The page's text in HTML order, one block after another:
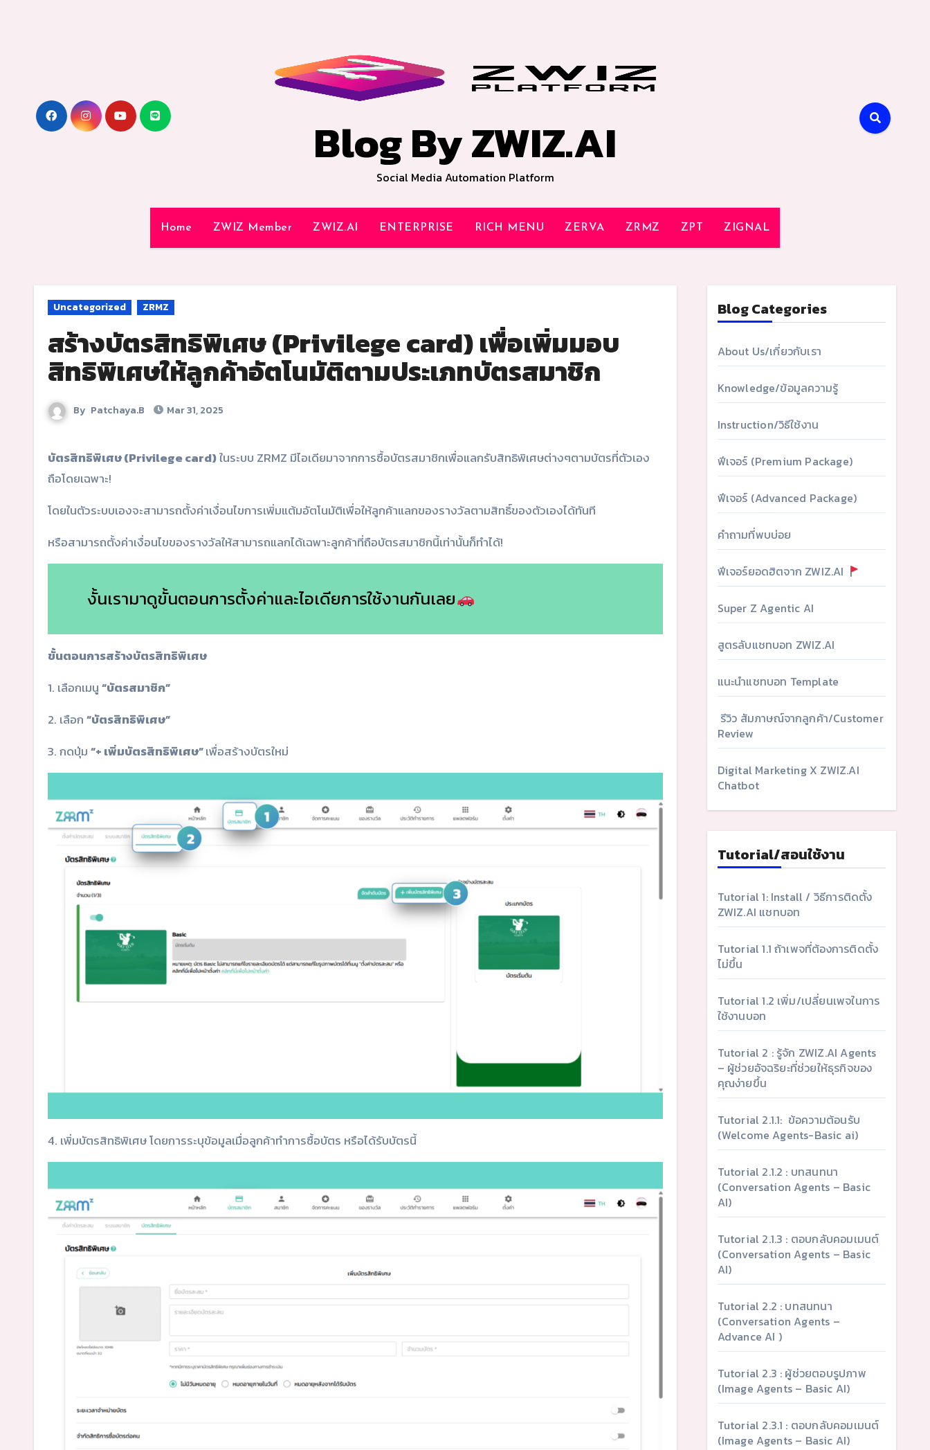
Blog By ZWIZ.AI
Social Media Automation Platform
Home ZWIZ Member ZWIZ.AI ENTERPRISE RICH MENU ZERVA ZRMZ ZPT ZIGNAL
Uncategorized ZRMZ
สร้างบัตรสิทธิพิเศษ (Privilege card) เพื่อเพิ่มมอบ
สิทธิพิเศษให้ลูกค้าอัตโนมัติตามประเภทบัตรสมาชิก
By Patchaya.B Mar 31, 2025
บัตรสิทธิพิเศษ (Privilege card)ในระบบ ZRMZ มีไอเดียมาจากการซื้อบัตรสมาชิกเพื่อแลกรับสิทธิพิเศษต่างๆตามบัตรที่ตัวเอง
ถือโดยเฉพาะ!
โดยในตัวระบบเองจะสามารถตั้งค่าเงื่อนไขการเพิ่มแต้มอัตโนมัติเพื่อให้ลูกค้าแลกของรางวัลตามสิทธิ์ของตัวเองได้ทันที
หรือสามารถตั้งค่าเงื่อนไขของรางวัลให้สามารถแลกได้เฉพาะลูกค้าที่ถือบัตรสมาชิกนี้เท่านั้นก็ทำได้!
งั้นเรามาดูขั้นตอนการตั้งค่าและไอเดียการใช้งานกันเลย
ขั้นตอนการสร้างบัตรสิทธิพิเศษ
1. เลือกเมนู“บัตรสมาชิก”
2. เลือก“บัตรสิทธิพิเศษ”
3. กดปุ่ม“+ เพิ่มบัตรสิทธิพิเศษ”เพื่อสร้างบัตรใหม่
4. เพิ่มบัตรสิทธิพิเศษ โดยการระบุข้อมูลเมื่อลูกค้าทำการซื้อบัตร หรือได้รับบัตรนี้
Blog Categories
About Us/เกี่ยวกับเรา
Knowledge/ข้อมูลความรู้
Instruction/วิธีใช้งาน
ฟีเจอร์ (Premium Package)
ฟีเจอร์ (Advanced Package)
คำถามที่พบบ่อย
ฟีเจอร์ยอดฮิตจาก ZWIZ.AI
Super Z Agentic AI
สูตรลับแชทบอท ZWIZ.AI
แนะนำแชทบอท Template
รีวิว สัมภาษณ์จากลูกค้า/Customer
Review
Digital Marketing X ZWIZ.AI
Chatbot
Tutorial/สอนใช้งาน
Tutorial 1: Install / วิธีการติดตั้ง
ZWIZ.AI แชทบอท
Tutorial 1.1 ถ้าเพจที่ต้องการติดตั้ง
ไม่ขึ้น
Tutorial 1.2 เพิ่ม/เปลี่ยนเพจในการ
ใช้งานบอท
Tutorial 2 : รู้จัก ZWIZ.AI Agents
– ผู้ช่วยอัจฉริยะที่ช่วยให้ธุรกิจของ
คุณง่ายขึ้น
Tutorial 2.1.1: ข้อความต้อนรับ
(Welcome Agents-Basic ai)
Tutorial 2.1.2 : บทสนทนา
(Conversation Agents – Basic
AI)
Tutorial 2.1.3 : ตอบกลับคอมเมนต์
(Conversation Agents – Basic
AI)
Tutorial 2.2 : บทสนทนา
(Conversation Agents –
Advance AI )
Tutorial 2.3 : ผู้ช่วยตอบรูปภาพ
(Image Agents – Basic AI)
Tutorial 2.3.1 : ตอบกลับคอมเมนต์
(Image Agents – Basic AI)